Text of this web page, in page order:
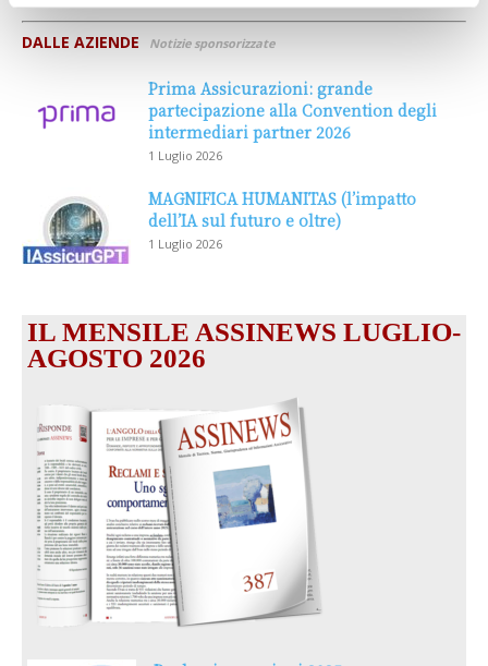
DALLE AZIENDE Notizie sponsorizzate
Prima Assicurazioni: grande
partecipazione alla Convention degli
intermediari partner 2026
1 Luglio 2026
MAGNIFICA HUMANITAS (l’impatto
dell’IA sul futuro e oltre)
1 Luglio 2026
IL MENSILE ASSINEWS LUGLIO-
AGOSTO 2026